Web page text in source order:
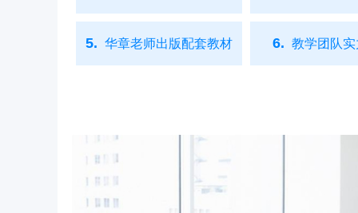
5. 华章老师出版配套教材 6. 教学团队